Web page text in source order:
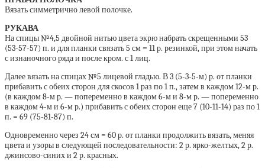
Вязать симметрично левой полочке.
РУКАВА
На спицы №4,5 двойной нитью цвета экрю набрать скрещенными 53
(53-57-57) п. и для планки связать 5 см = 11 р. резинкой, при этом начать
с изнаночного ряда и после кром. с 1 лиц.
Далее вязать на спицах №5 лицевой гладью. В 3 (5-3-5-м) р. от планки
прибавить с обеих сторон для скосов 1 раз по 1 п., затем в каждом 12-м р.
(в каждом 8-м р. — попеременно в каждом 6-м и 8-м р. — попеременно
в каждом 4-м и 6-м р.) прибавить с обеих сторон еще 7 (10-11-14) раз по 1
п. = 69 (75-81-87) п.
Одновременно через 24 см = 60 р. от планки продолжить вязать, меняя
цвета и узоры в следующей последовательности: 2 р. ярко-желтых, 2 р.
джинсово-синих и 2 р. красных.